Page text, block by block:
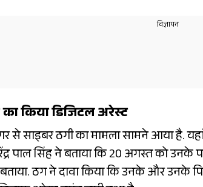
का किया डिजिटल अरेस्ट
साइबर ठगी का मामला सामने आया है. यहां
पाल सिंह ने बताया कि 20 अगस्त को
ठग ने दावा किया कि उनके और उनके